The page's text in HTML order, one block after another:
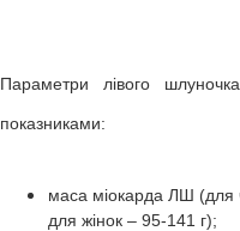
Параметри лівого
показниками:
маса міокарда ЛШ (для
для жінок – 95-141 г);